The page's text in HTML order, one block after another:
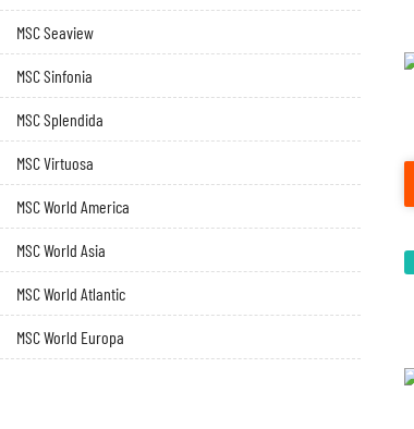
MSC Seaview
MSC Sinfonia
MSC Splendida
MSC Virtuosa
MSC World America
MSC World Asia
MSC World Atlantic
MSC World Europa